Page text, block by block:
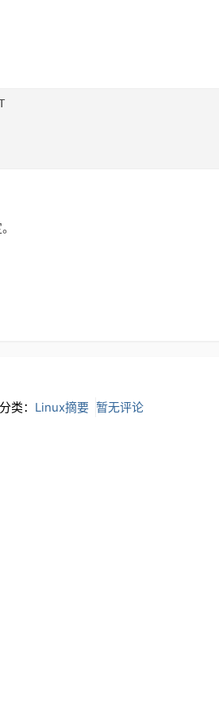
分类： Linux摘要 暂无评论